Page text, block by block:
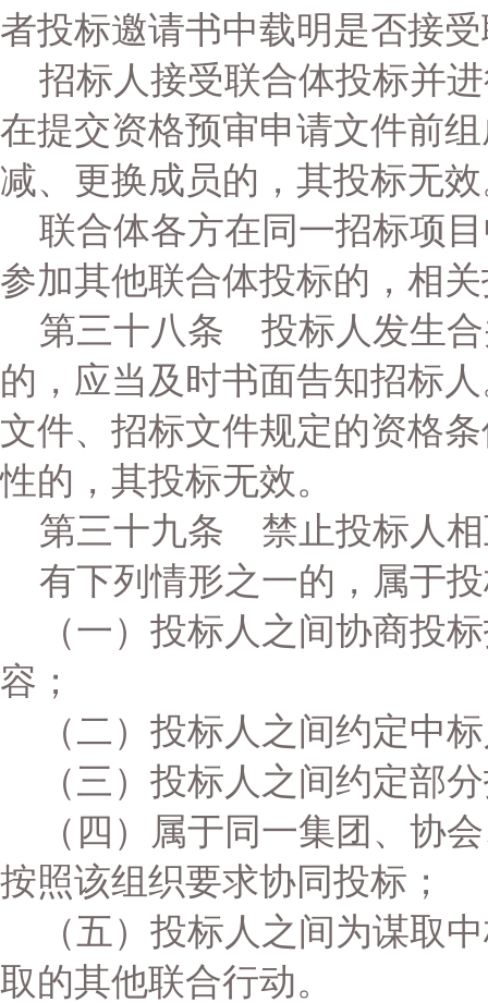
者投标邀请书中载明是否接
招标人接受联合体投标并
在提交资格预审申请文件前
减、更换成员的，其投标无
联合体各方在同一招标项
参加其他联合体投标的，相
第三十八条 投标人发生合
的，应当及时书面告知招标
文件、招标文件规定的资格
性的，其投标无效。
第三十九条 禁止投标人相
有下列情形之一的，属于
（一）投标人之间协商投
容；
（二）投标人之间约定中
（三）投标人之间约定部
（四）属于同一集团、协
按照该组织要求协同投标；
（五）投标人之间为谋取
取的其他联合行动。